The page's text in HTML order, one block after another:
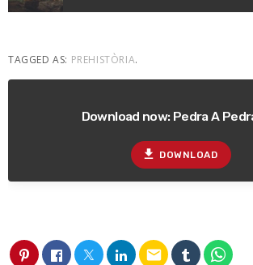
TAGGED AS: PREHISTÒRIA.
Download now: Pedra A
file_download DOWNLOAD
email